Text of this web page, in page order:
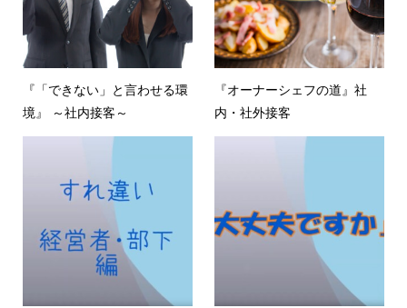
『「できない」と言わせる環
境』 ～社内接客～
『オーナーシェフの道』社
内・社外接客